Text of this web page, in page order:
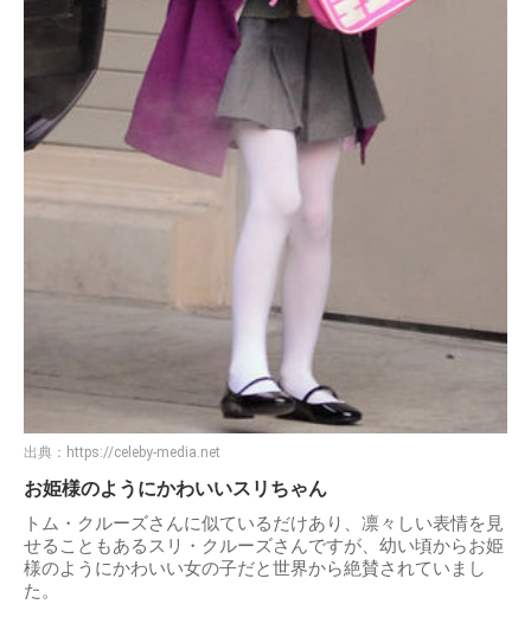
出典： https://celeby-media.net
お姫様のようにかわいいスリちゃん
トム・クルーズさんに似ているだけあり、凛々しい表情を見
せることもあるスリ・クルーズさんですが、幼い頃からお姫
様のようにかわいい女の子だと世界から絶賛されていまし
た。